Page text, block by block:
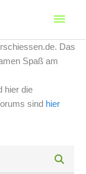
Das
Spaß am
hier die
sind hier